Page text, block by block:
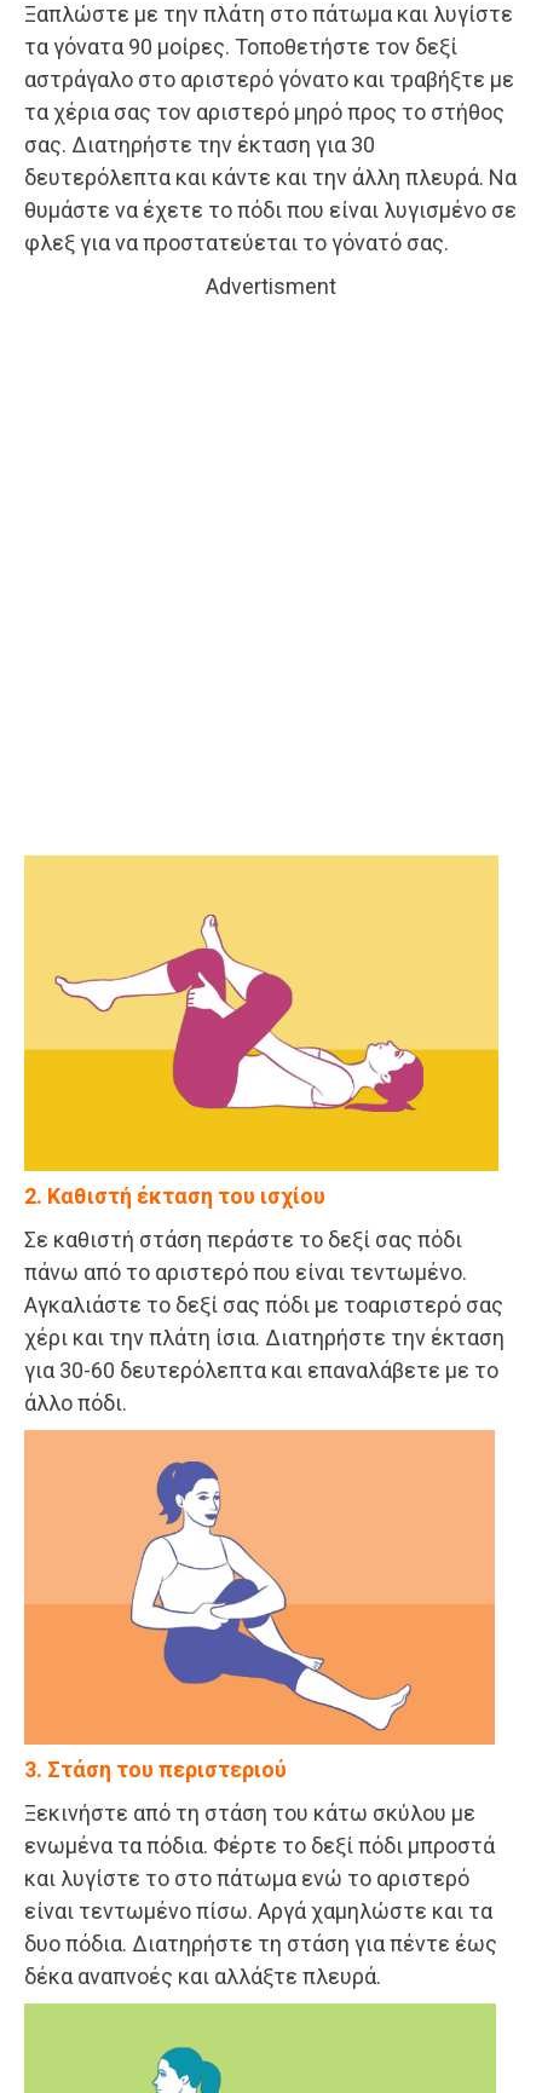
Ξαπλώστε με την πλάτη στο πάτωμα και λυγίστε
τα γόνατα 90 μοίρες. Τοποθετήστε τον δεξί
αστράγαλο στο αριστερό γόνατο και τραβήξτε με
τα χέρια σας τον αριστερό μηρό προς το στήθος
σας. Διατηρήστε την έκταση για 30
δευτερόλεπτα και κάντε και την άλλη πλευρά. Να
θυμάστε να έχετε το πόδι που είναι λυγισμένο σε
φλεξ για να προστατεύεται το γόνατό σας.
Advertisment
2. Καθιστή έκταση του ισχίου
Σε καθιστή στάση περάστε το δεξί σας πόδι
πάνω από το αριστερό που είναι τεντωμένο.
Αγκαλιάστε το δεξί σας πόδι με τοαριστερό σας
χέρι και την πλάτη ίσια. Διατηρήστε την έκταση
για 30-60 δευτερόλεπτα και επαναλάβετε με το
άλλο πόδι.
3. Στάση του περιστεριού
Ξεκινήστε από τη στάση του κάτω σκύλου με
ενωμένα τα πόδια. Φέρτε το δεξί πόδι μπροστά
και λυγίστε το στο πάτωμα ενώ το αριστερό
είναι τεντωμένο πίσω. Αργά χαμηλώστε και τα
δυο πόδια. Διατηρήστε τη στάση για πέντε έως
δέκα αναπνοές και αλλάξτε πλευρά.